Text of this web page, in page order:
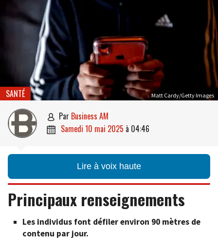
Matt Cardy/Getty Images
SANTÉ
 par Business AM
 samedi 10 mai 2025 à 04:46
Lire à voix haute
Principaux renseignements
Les individus font défiler environ 90 mètres de
contenu par jour.